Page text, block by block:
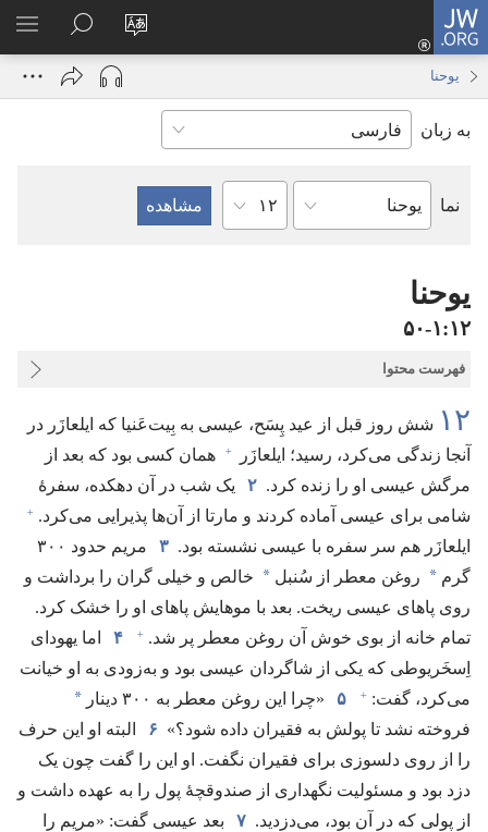
JW.ORG
زبان
سایت
را
ورود
باز
JW.ORG
جستجو
یوحنا
به زبان
نما
کتاب
مقدّس
فصل
یوحنا
۱۲‏:‏۱‏-‏۵۰
فهرست محتوا
۱۲ شش روز قبل از عید پِسَح،‏ عیسی به بِیت‌عَنیا که ایلعازَر در
آنجا زندگی می‌کرد،‏ رسید؛‏ ایلعازَر
+
همان کسی بود که بعد از
مرگش عیسی او را زنده کرد.‏ ۲
یک شب در آن دهکده،‏ سفرهٔ
شامی برای عیسی آماده کردند و مارتا از آن‌ها پذیرایی می‌کرد.‏ +
ایلعازَر هم سر سفره با عیسی نشسته بود.‏ ۳
مریم حدود ۳۰۰
گرم * روغن معطر از سُنبل * خالص و خیلی گران را برداشت و
روی پاهای عیسی ریخت.‏ بعد با موهایش پاهای او را خشک کرد.‏
تمام خانه از بوی خوش آن روغن معطر پر شد.‏ + ۴
اما یهودای
اِسخَریوطی که یکی از شاگردان عیسی بود و به‌زودی به او خیانت
می‌کرد،‏ گفت:‏ + ۵ ‏«چرا این روغن معطر به ۳۰۰ دینار *
فروخته نشد تا پولش به فقیران داده شود؟‏» ۶
البته او این حرف
را از روی دلسوزی برای فقیران نگفت.‏ او این را گفت چون یک
دزد بود و مسئولیت نگهداری از صندوقچهٔ پول را به عهده داشت و
از پولی که در آن بود،‏ می‌دزدید.‏ ۷
بعد عیسی گفت:‏ «مریم را